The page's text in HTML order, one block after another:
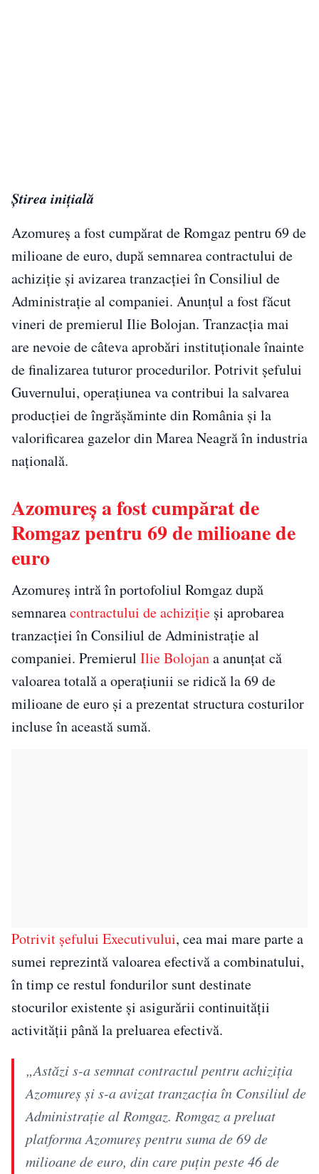
Știrea inițială
Azomureș a fost cumpărat de Romgaz pentru 69 de
milioane de euro, după semnarea contractului de
achiziție și avizarea tranzacției în Consiliul de
Administrație al companiei. Anunțul a fost făcut
vineri de premierul Ilie Bolojan. Tranzacția mai
are nevoie de câteva aprobări instituționale înainte
de finalizarea tuturor procedurilor. Potrivit șefului
Guvernului, operațiunea va contribui la salvarea
producției de îngrășăminte din România și la
valorificarea gazelor din Marea Neagră în industria
națională.
Azomureș a fost cumpărat de
Romgaz pentru 69 de milioane de
euro
Azomureș intră în portofoliul Romgaz după
semnareacontractului de achiziție și aprobarea
tranzacției în Consiliul de Administrație al
companiei. Premierul Ilie Bolojana anunțat că
valoarea totală a operațiunii se ridică la 69 de
milioane de euro și a prezentat structura costurilor
incluse în această sumă.
Potrivit șefului Executivului, cea mai mare parte a
sumei reprezintă valoarea efectivă a combinatului,
în timp ce restul fondurilor sunt destinate
stocurilor existente și asigurării continuității
activității până la preluarea efectivă.
„Astăzi s-a semnat contractul pentru achiziția
Azomureș și s-a avizat tranzacția în Consiliul de
Administrație al Romgaz. Romgaz a preluat
platforma Azomureș pentru suma de 69 de
milioane de euro, din care puțin peste 46 de